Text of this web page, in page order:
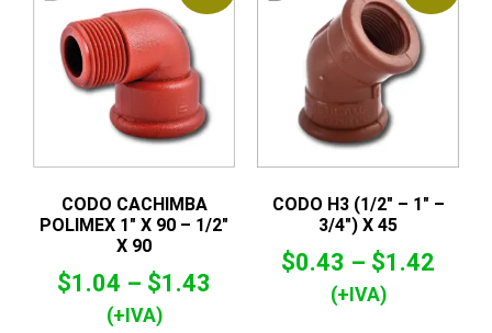
CODO CACHIMBA
POLIMEX 1″ X 90 – 1/2″
X 90
$1.04 – $1.43
(+IVA)
CODO H3 (1/2″ – 1″ –
3/4″) X 45
$0.43 – $1.42
(+IVA)